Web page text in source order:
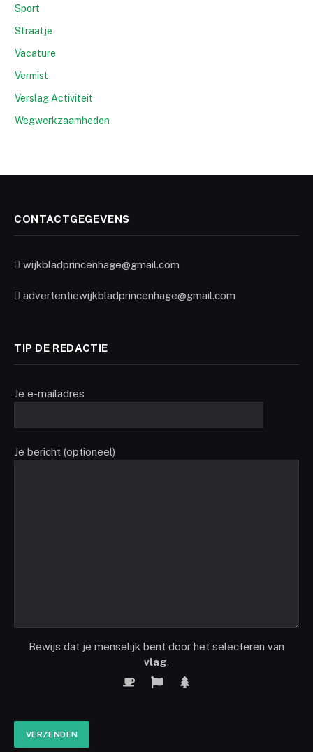
Sport
Straatje
Vacature
Vermist
Verslag Activiteit
Wegwerkzaamheden
CONTACTGEGEVENS
wijkbladprincenhage@gmail.com
advertentiewijkbladprincenhage@gmail.com
TIP DE REDACTIE
Je e-mailadres
Je bericht (optioneel)
Bewijs dat je menselijk bent door het selecteren van
vlag.